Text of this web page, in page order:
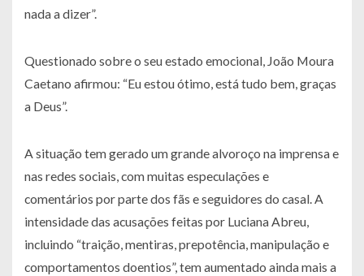
nada a dizer”.
Questionado sobre o seu estado emocional, João Moura
Caetano afirmou: “Eu estou ótimo, está tudo bem, graças
a Deus”.
A situação tem gerado um grande alvoroço na imprensa e
nas redes sociais, com muitas especulações e
comentários por parte dos fãs e seguidores do casal. A
intensidade das acusações feitas por Luciana Abreu,
incluindo “traição, mentiras, prepotência, manipulação e
comportamentos doentios”, tem aumentado ainda mais a